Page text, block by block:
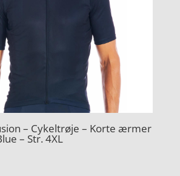
– Cykeltrøje – Korte ærmer
– Str. 4XL